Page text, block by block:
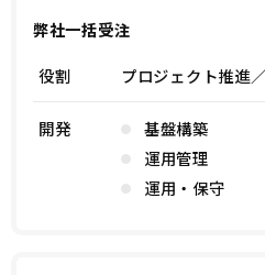
弊社一括受注
役割
プロジェクト推進
開発
基盤構築
運用管理
運用・保守